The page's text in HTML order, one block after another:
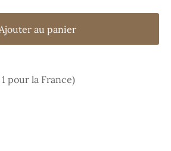
Ajouter au panier
pour la France)